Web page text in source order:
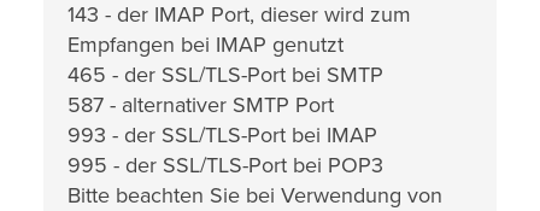
143 - der IMAP Port, dieser wird zum
Empfangen bei IMAP genutzt
465 - der SSL/TLS-Port bei SMTP
587 - alternativer SMTP Port
993 - der SSL/TLS-Port bei IMAP
995 - der SSL/TLS-Port bei POP3
Bitte beachten Sie bei Verwendung von